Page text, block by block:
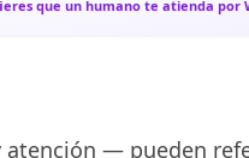
que un humano te atienda por
— pueden